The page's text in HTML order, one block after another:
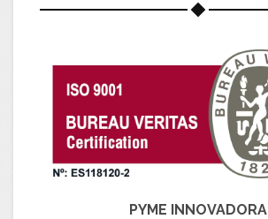
PYME INNOVADORA